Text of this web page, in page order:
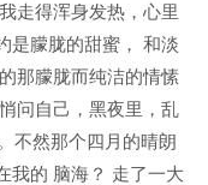
走得浑身发热，心里
是朦胧的甜蜜， 和淡
那朦胧而纯洁的情愫
问自己，黑夜里，乱
不然那个四月的晴朗
我的 脑海？ 走了一大